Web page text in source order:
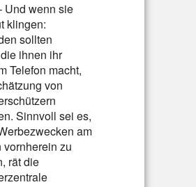
Und wenn sie
klingen:
sollten
ihnen ihr
Telefon macht,
von
Sinnvoll sei es,
am
vornherein zu
rät die